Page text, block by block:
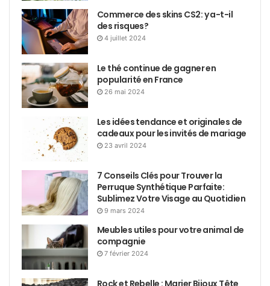
Commerce des skins CS2: y a-t-il
des risques?
4 juillet 2024
Le thé continue de gagner en
popularité en France
26 mai 2024
Les idées tendance et originales de
cadeaux pour les invités de mariage
23 avril 2024
7 Conseils Clés pour Trouver la
Perruque Synthétique Parfaite:
Sublimez Votre Visage au Quotidien
9 mars 2024
Meubles utiles pour votre animal de
compagnie
7 février 2024